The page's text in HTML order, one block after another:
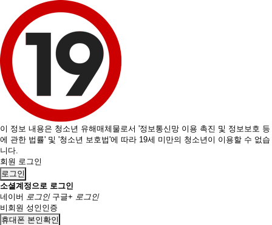
이 정보 내용은 청소년 유해매체물로서 '정보통신망 이용 촉진 및 정보보호 등
에 관한 법률' 및 '청소년 보호법'에 따라 19세 미만의 청소년이 이용할 수 없습
니다.
회원 로그인
로그인
소셜계정으로 로그인
네이버 로그인 구글+ 로그인
비회원 성인인증
휴대폰 본인확인